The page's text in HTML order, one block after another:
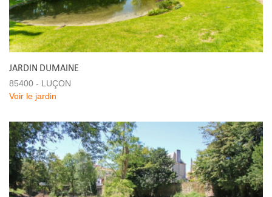
JARDIN DUMAINE
85400 - LUÇON
Voir le jardin